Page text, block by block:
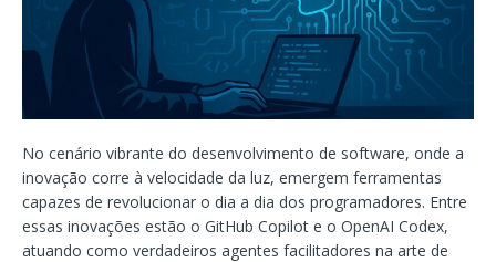
No cenário vibrante do desenvolvimento de software, onde a
inovação corre à velocidade da luz, emergem ferramentas
capazes de revolucionar o dia a dia dos programadores. Entre
essas inovações estão o GitHub Copilot e o OpenAI Codex,
atuando como verdadeiros agentes facilitadores na arte de